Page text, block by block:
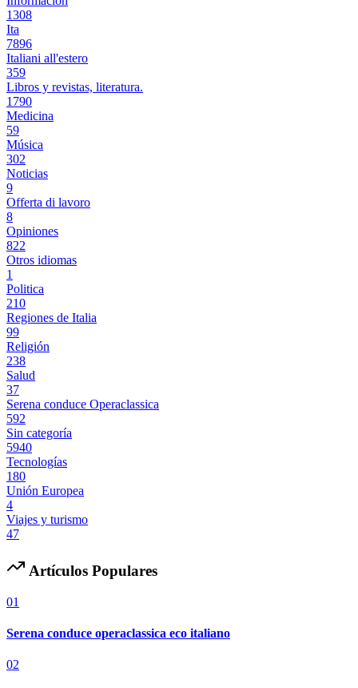
1308
Ita
7896
Italiani all'estero
359
Libros y revistas, literatura.
1790
Medicina
59
Música
302
Noticias
9
Offerta di lavoro
8
Opiniones
822
Otros idiomas
1
Politica
210
Regiones de Italia
99
Religión
238
Salud
37
Serena conduce Operaclassica
592
Sin categoría
5940
Tecnologías
180
Unión Europea
4
Viajes y turismo
47
Artículos Populares
01
Serena conduce operaclassica eco italiano
02